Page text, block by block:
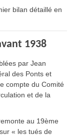
bilan détaillé en
1938
par Jean
des Ponts et
compte du Comité
et de la
au 19ème
« les tués de